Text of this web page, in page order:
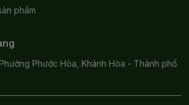
phẩm
Phước Hòa, Khánh Hòa - Thành phố